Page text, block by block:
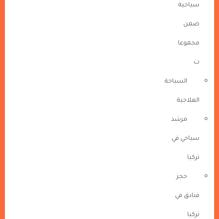
سياحية
ضمن
مجموعا
ت
السياحة
العلاجية
مرشد
سياحي في
تركيا
حجز
فنادق في
تركيا